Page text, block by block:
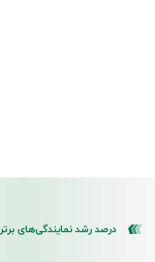
درصد رشد نمایندگی‌های برتر